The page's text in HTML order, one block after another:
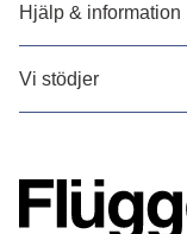
Hjälp & information
Vi stödjer